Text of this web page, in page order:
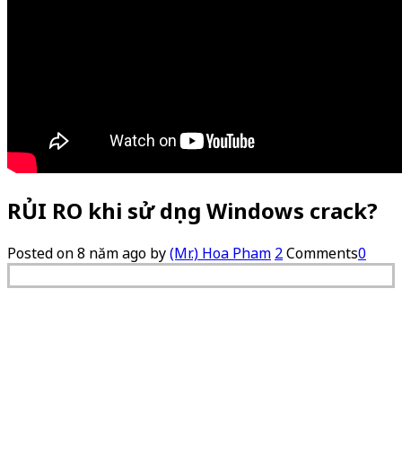
RỦI RO khi sử dụng Windows crack?
Posted on8 năm ago by(Mr.) Hoa Pham 2Comments0